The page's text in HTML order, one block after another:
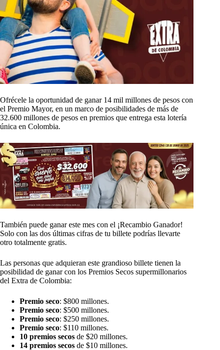
Ofrécele la oportunidad de ganar 14 mil millones de pesos con
el Premio Mayor, en un marco de posibilidades de más de
32.600 millones de pesos en premios que entrega esta lotería
única en Colombia.
También puede ganar este mes con el ¡Recambio Ganador!
Solo con las dos últimas cifras de tu billete podrías llevarte
otro totalmente gratis.
Las personas que adquieran este grandioso billete tienen la
posibilidad de ganar con los Premios Secos supermillonarios
del Extra de Colombia:
Premio seco: $800 millones.
Premio seco: $500 millones.
Premio seco: $250 millones.
Premio seco: $110 millones.
10 premios secos de $20 millones.
14 premios secos de $10 millones.